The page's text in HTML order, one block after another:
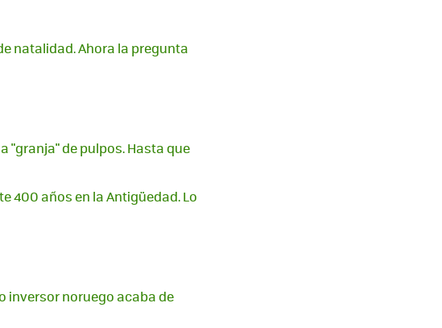
natalidad. Ahora la pregunta
"granja" de pulpos. Hasta que
400 años en la Antigüedad. Lo
inversor noruego acaba de